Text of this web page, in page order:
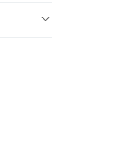
home
務完成之
付款項請